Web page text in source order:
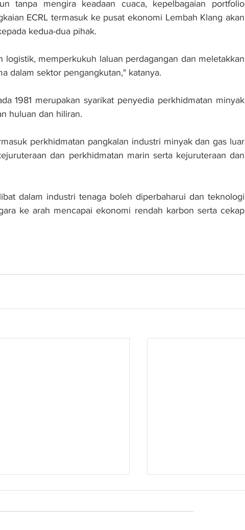
tanpa mengira keadaan cuaca, kepelbagaian portfolio
ECRL termasuk ke pusat ekonomi Lembah Klang akan
kedua-dua pihak.
logistik, memperkukuh laluan perdagangan dan meletakkan
dalam sektor pengangkutan," katanya.
1981 merupakan syarikat penyedia perkhidmatan minyak
huluan dan hiliran.
perkhidmatan pangkalan industri minyak dan gas luar
dan perkhidmatan marin serta kejuruteraan dan
dalam industri tenaga boleh diperbaharui dan teknologi
ke arah mencapai ekonomi rendah karbon serta cekap